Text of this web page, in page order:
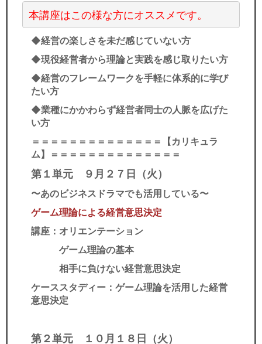
◆経営の楽しさを未だ感じていない方
◆現役経営者から理論と実践を感じ取りたい方
◆経営のフレームワークを手軽に体系的に学び
たい方
◆業種にかかわらず経営者同士の人脈を広げた
い方
＝＝＝＝＝＝＝＝＝＝＝＝＝＝
【カリキュラ
ム】
＝＝＝＝＝＝＝＝＝＝＝＝＝＝
第１単元 ９月２７日（火）
〜あのビジネスドラマでも活用している〜
ゲーム理論による経営意思決定
講座：オリエンテーション
ゲーム理論の基本
相手に負けない経営意思決定
ケーススタディー：ゲーム理論を活用した経営
意思決定
第２単元 １０月１８日（火）